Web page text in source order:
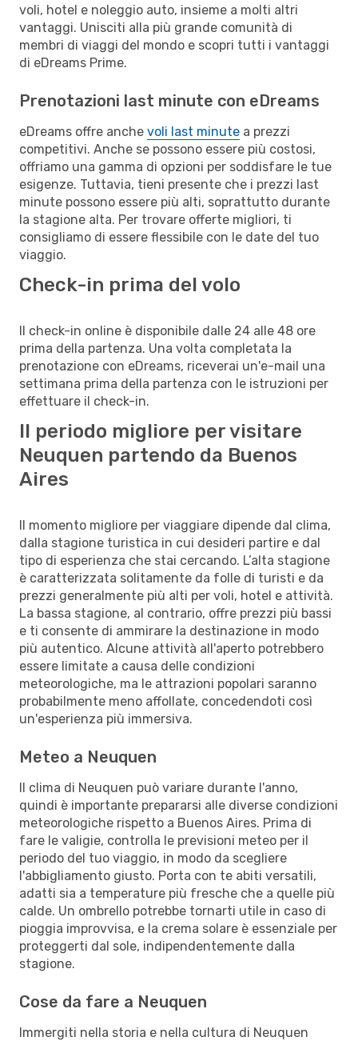
voli, hotel e noleggio auto, insieme a molti altri
vantaggi. Unisciti alla più grande comunità di
membri di viaggi del mondo e scopri tutti i vantaggi
di eDreams Prime.
Prenotazioni last minute con eDreams
eDreams offre anche voli last minute a prezzi
competitivi. Anche se possono essere più costosi,
offriamo una gamma di opzioni per soddisfare le tue
esigenze. Tuttavia, tieni presente che i prezzi last
minute possono essere più alti, soprattutto durante
la stagione alta. Per trovare offerte migliori, ti
consigliamo di essere flessibile con le date del tuo
viaggio.
Check-in prima del volo
Il check-in online è disponibile dalle 24 alle 48 ore
prima della partenza. Una volta completata la
prenotazione con eDreams, riceverai un'e-mail una
settimana prima della partenza con le istruzioni per
effettuare il check-in.
Il periodo migliore per visitare
Neuquen partendo da Buenos
Aires
Il momento migliore per viaggiare dipende dal clima,
dalla stagione turistica in cui desideri partire e dal
tipo di esperienza che stai cercando. L’alta stagione
è caratterizzata solitamente da folle di turisti e da
prezzi generalmente più alti per voli, hotel e attività.
La bassa stagione, al contrario, offre prezzi più bassi
e ti consente di ammirare la destinazione in modo
più autentico. Alcune attività all'aperto potrebbero
essere limitate a causa delle condizioni
meteorologiche, ma le attrazioni popolari saranno
probabilmente meno affollate, concedendoti così
un'esperienza più immersiva.
Meteo a Neuquen
Il clima di Neuquen può variare durante l'anno,
quindi è importante prepararsi alle diverse condizioni
meteorologiche rispetto a Buenos Aires. Prima di
fare le valigie, controlla le previsioni meteo per il
periodo del tuo viaggio, in modo da scegliere
l'abbigliamento giusto. Porta con te abiti versatili,
adatti sia a temperature più fresche che a quelle più
calde. Un ombrello potrebbe tornarti utile in caso di
pioggia improvvisa, e la crema solare è essenziale per
proteggerti dal sole, indipendentemente dalla
stagione.
Cose da fare a Neuquen
Immergiti nella storia e nella cultura di Neuquen